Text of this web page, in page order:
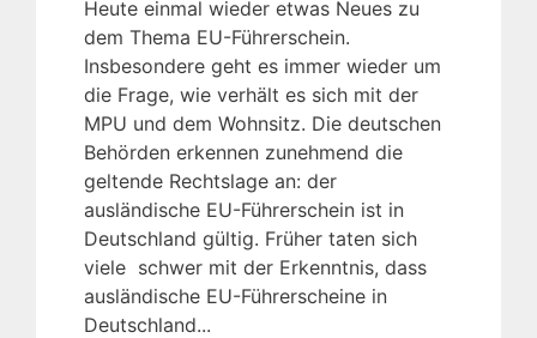
Heute einmal wieder etwas Neues zu
dem Thema EU-Führerschein.
Insbesondere geht es immer wieder um
die Frage, wie verhält es sich mit der
MPU und dem Wohnsitz. Die deutschen
Behörden erkennen zunehmend die
geltende Rechtslage an: der
ausländische EU-Führerschein ist in
Deutschland gültig. Früher taten sich
viele schwer mit der Erkenntnis, dass
ausländische EU-Führerscheine in
Deutschland...